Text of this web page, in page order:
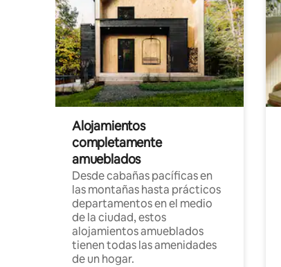
Alojamientos
completamente
amueblados
Desde cabañas pacíficas en
las montañas hasta prácticos
departamentos en el medio
de la ciudad, estos
alojamientos amueblados
tienen todas las amenidades
de un hogar.